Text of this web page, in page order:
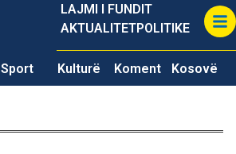
LAJMI I FUNDIT
AKTUALITETPOLITIKE
Sport Kulturë Koment Kosovë